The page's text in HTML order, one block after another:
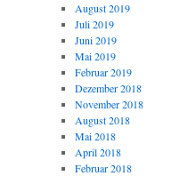
August 2019
Juli 2019
Juni 2019
Mai 2019
Februar 2019
Dezember 2018
November 2018
August 2018
Mai 2018
April 2018
Februar 2018